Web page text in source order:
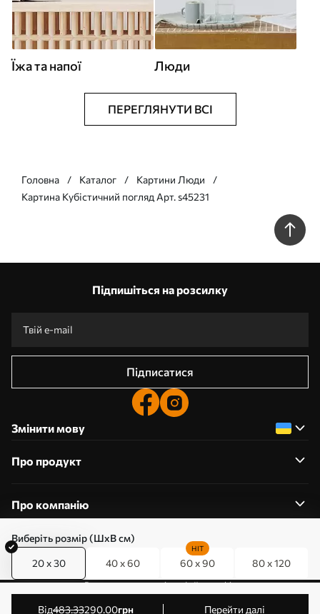
Виберіть розмір (ШхВ см)
20 x 30 40 x 60 60 x 90
HIT
80 x 120
від483.33290.00грн Перейти далі
Їжа та напої Люди
ПЕРЕГЛЯНУТИ ВСІ
Головна Каталог
Картини Люди
Картина Кубістичний погляд Арт. s45231
Підпишіться на розсилку
Підписатися
Змінити мову
Про продукт
Про компанію
0800357223
Редагування дозволів на файли cookie
© 2011-2026 Art-holst. Усі права захищені. Власник: